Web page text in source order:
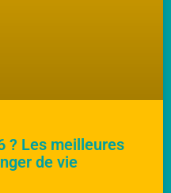
? Les meilleures
de vie